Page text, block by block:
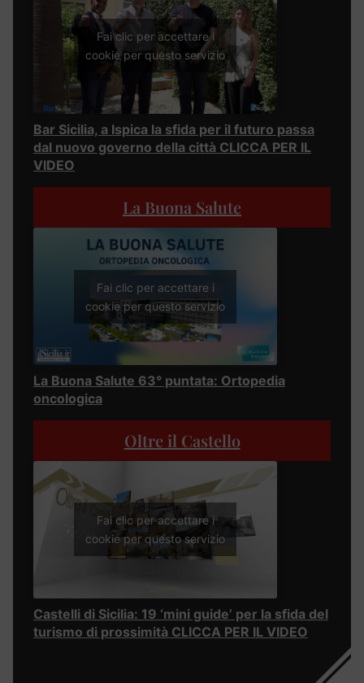
Fai clic per accettare i
cookie per questo servizio
Bar Sicilia, a Ispica la sfida per il futuro passa
dal nuovo governo della città CLICCA PER IL
VIDEO
La Buona Salute
Fai clic per accettare i
cookie per questo servizio
La Buona Salute 63° puntata: Ortopedia
oncologica
Oltre il Castello
Fai clic per accettare i
cookie per questo servizio
Castelli di Sicilia: 19 ‘mini guide’ per la sfida del
turismo di prossimità CLICCA PER IL VIDEO